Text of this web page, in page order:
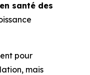
santé des
pour
mais